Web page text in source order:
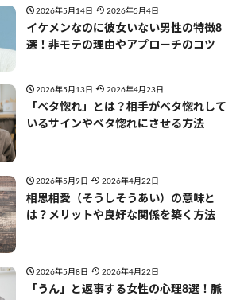
2026年5月14日 2026年5月4日
イケメンなのに彼女いない男性の特徴8
選！非モテの理由やアプローチのコツ
2026年5月13日 2026年4月23日
「ベタ惚れ」とは？相手がベタ惚れして
いるサインやベタ惚れにさせる方法
2026年5月9日 2026年4月22日
相思相愛（そうしそうあい）の意味と
は？メリットや良好な関係を築く方法
2026年5月8日 2026年4月22日
「うん」と返事する女性の心理8選！脈